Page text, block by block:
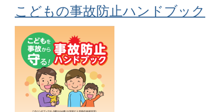
こどもの事故防止ハンドブック